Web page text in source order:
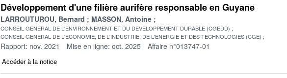
Développement d'une filière aurifère responsable en Guyane
LARROUTUROU, Bernard MASSON, Antoine
CONSEIL GENERAL DE L'ENVIRONNEMENT ET DU DEVELOPPEMENT DURABLE (CGEDD)
CONSEIL GENERAL DE L'ECONOMIE, DE L'INDUSTRIE, DE L'ENERGIE ET DES TECHNOLOGIES (CGE)
Rapport: nov. 2021 Mise en ligne: oct. 2025 Affaire n°013747-01
Accéder à la notice